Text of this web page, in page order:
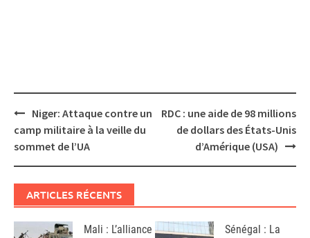
Post
navigation
Niger: Attaque contre un
camp militaire à la veille du
sommet de l’UA
RDC : une aide de 98 millions
de dollars des États-Unis
d’Amérique (USA)
ARTICLES RÉCENTS
Mali : L’alliance
Sénégal : La